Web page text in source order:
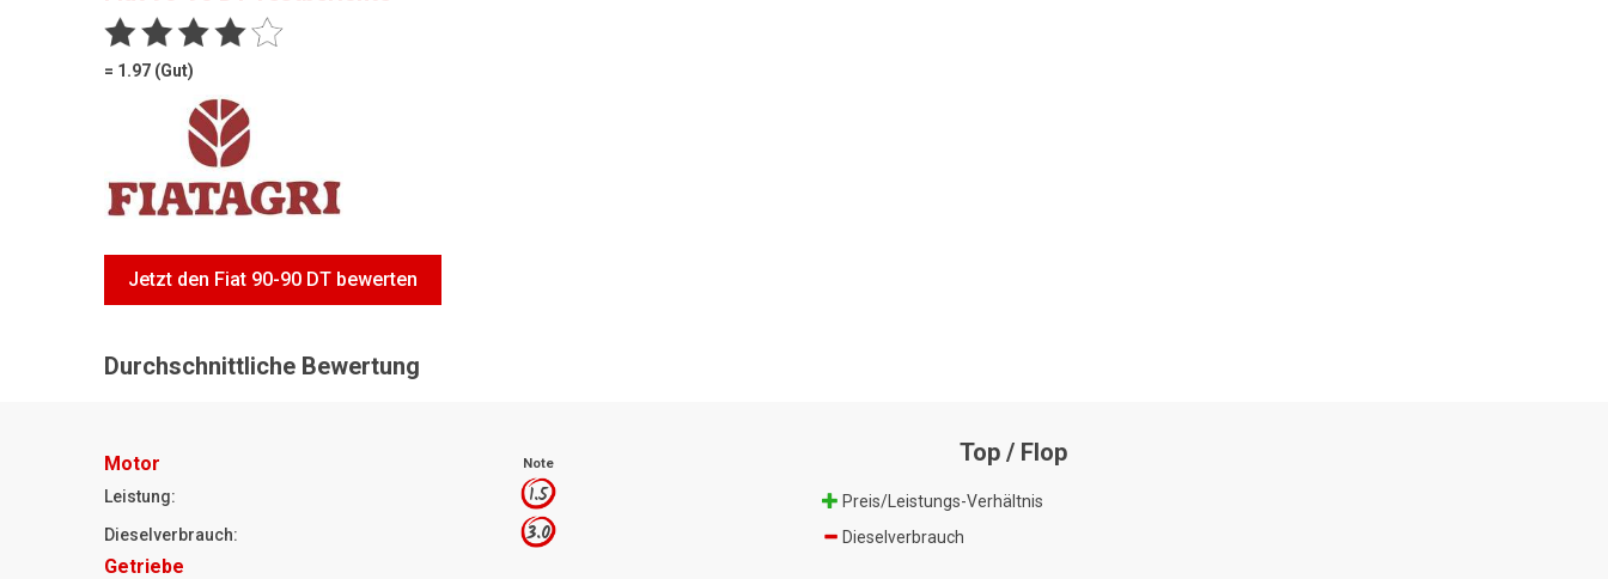
= 1.97 (Gut)
Jetzt den Fiat 90-90 DT bewerten
Durchschnittliche Bewertung
Motor Note
Leistung: 1.5
Dieselverbrauch: 3.0
Getriebe
Top / Flop
Preis/Leistungs-Verhältnis
Dieselverbrauch